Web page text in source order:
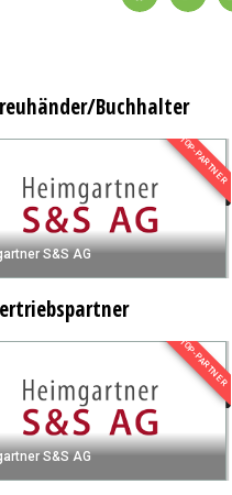
Buchhalter
S&S AG
TOP-PARTNER
S&S AG
TOP-PARTNER